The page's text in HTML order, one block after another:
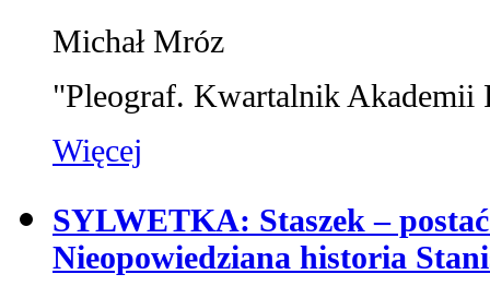
Michał Mróz
"Pleograf. Kwartalnik Akademii
Więcej
SYLWETKA: Staszek –
Nieopowiedziana historia